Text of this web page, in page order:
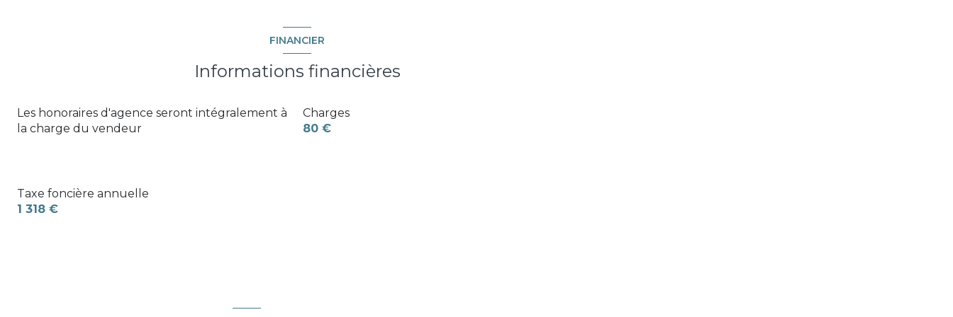
FINANCIER
Informations financières
Les honoraires d'agence seront intégralement à
la charge du vendeur
Charges
80 €
Taxe foncière annuelle
1 318 €